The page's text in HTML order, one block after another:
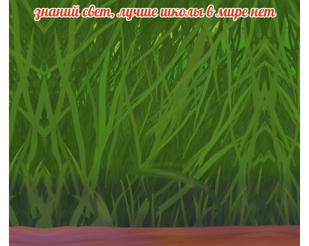
знаний свет, лучше школы в мире нет